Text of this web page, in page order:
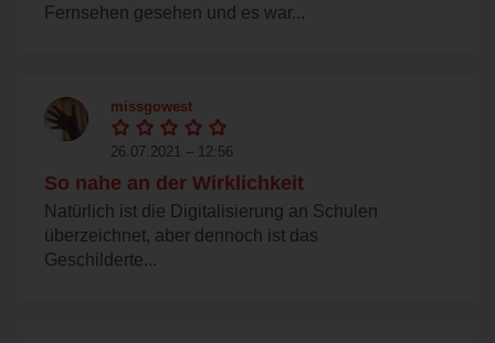
Fernsehen gesehen und es war...
missgowest
26.07.2021 – 12:56
So nahe an der Wirklichkeit
Natürlich ist die Digitalisierung an Schulen
überzeichnet, aber dennoch ist das
Geschilderte...